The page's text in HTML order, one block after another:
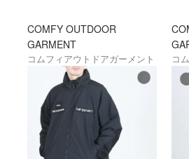
COMFY OUTDOOR
GARMENT
コムフィアウトドアガーメント コ